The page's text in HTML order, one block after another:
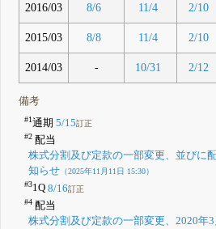
2016/03 8/6 11/4 2/10
2015/03 8/8 11/4 2/10
2014/03 - 10/31 2/12
備考
#1通期 5/15訂正
#2配当
株式分割及び定款の一部変更、並びに
知らせ（2025年11月11日 15:30）
#31Q 8/16訂正
#4配当
株式分割及び定款の一部変更、2020年